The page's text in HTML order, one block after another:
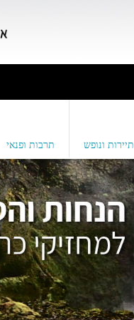
תיירות ונופש תרבות ופנאי